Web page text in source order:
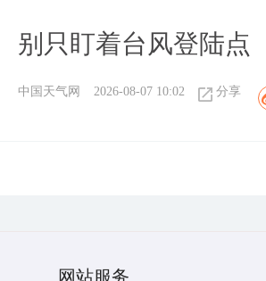
别只盯着台风登陆点
中国天气网 2026-08-07 10:02 分享
网站服务